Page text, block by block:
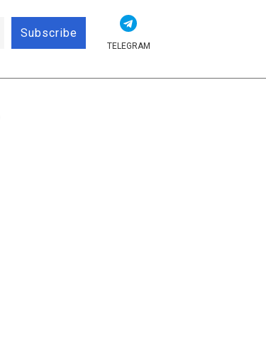
Subscribe
TELEGRAM